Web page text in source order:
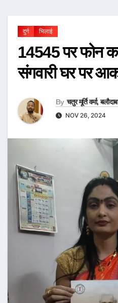
दुर्ग भिलाई
14545 पर फोन
संगवारी घर पर
By चतुर मूर्ति वर्मा,
NOV 26, 2024